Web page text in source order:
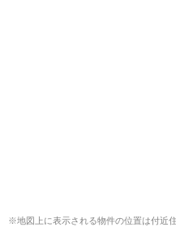
※地図上に表示される物件の位置は付近